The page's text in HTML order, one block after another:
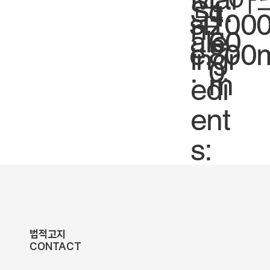
도
:
1
n
ingr
edi
ent
s:
Sc
ale
.
1:
60
0
siz
e.
m
법적고지
CONTACT